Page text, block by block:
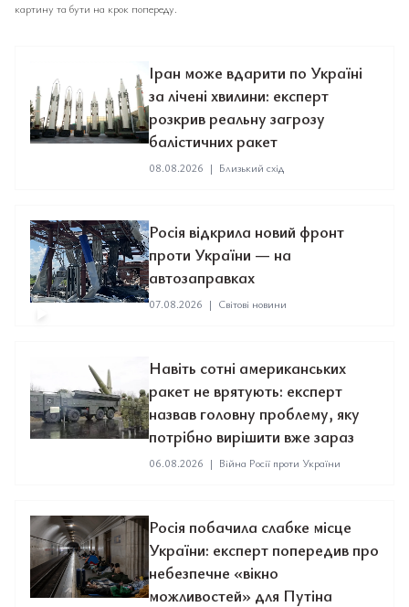
картину та бути на крок попереду.
Іран може вдарити по Україні
за лічені хвилини: експерт
розкрив реальну загрозу
балістичних ракет
08.08.2026 | Близький схід
Росія відкрила новий фронт
проти України — на
автозаправках
07.08.2026 | Світові новини
Навіть сотні американських
ракет не врятують: експерт
назвав головну проблему, яку
потрібно вирішити вже зараз
06.08.2026 | Війна Росії проти України
Росія побачила слабке місце
України: експерт попередив про
небезпечне «вікно
можливостей» для Путіна